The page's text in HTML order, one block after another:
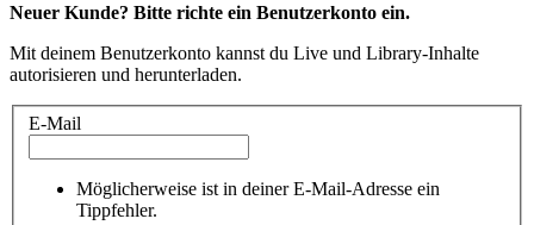
Neuer Kunde? Bitte richte ein Benutzerkonto ein.
Mit deinem Benutzerkonto kannst du Live und Library-Inhalte
autorisieren und herunterladen.
E-Mail
Möglicherweise ist in deiner E-Mail-Adresse ein
Tippfehler.